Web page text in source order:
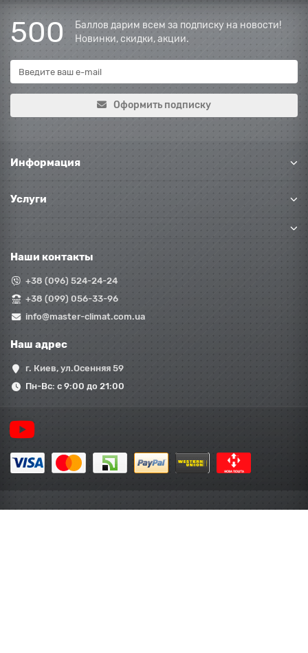
500
Баллов дарим всем за подписку на новости!
Новинки, скидки, акции.
Оформить подписку
Информация
Услуги
Наши контакты
+38 (096) 524-24-24
+38 (099) 056-33-96
info@master-climat.com.ua
Наш адрес
г. Киев, ул.Осенняя 59
Пн-Вс: с 9:00 до 21:00